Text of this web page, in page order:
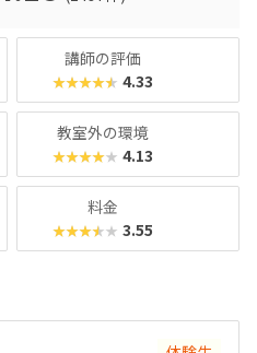
講師の評価
★★★★★ 4.33
教室外の環境
★★★★★ 4.13
料金
★★★★★ 3.55